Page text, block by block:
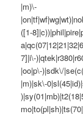
|m)\-
([1-
7]|i\-
|oo|p\-)|sdk\/
|m)|sk\-